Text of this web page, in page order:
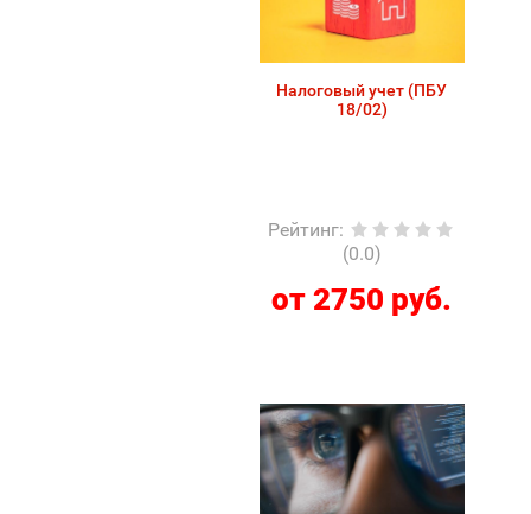
Налоговый учет (ПБУ
18/02)
Рейтинг:
(0.0)
от 2750 руб.